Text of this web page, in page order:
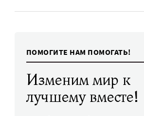
ПОМОГИТЕ НАМ ПОМОГАТЬ!
Изменим мир к
лучшему вместе!